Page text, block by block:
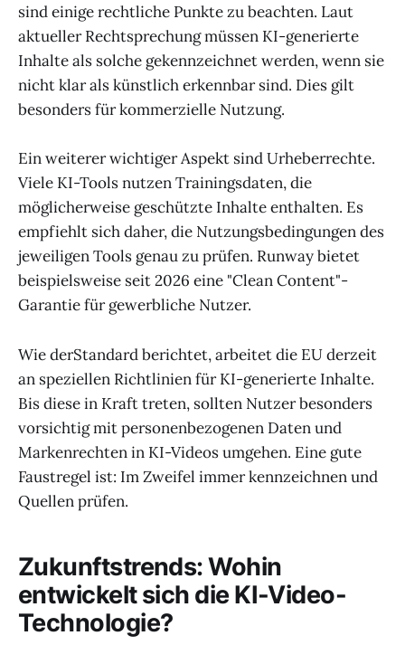
sind einige rechtliche Punkte zu beachten. Laut
aktueller Rechtsprechung müssen KI-generierte
Inhalte als solche gekennzeichnet werden, wenn sie
nicht klar als künstlich erkennbar sind. Dies gilt
besonders für kommerzielle Nutzung.
Ein weiterer wichtiger Aspekt sind Urheberrechte.
Viele KI-Tools nutzen Trainingsdaten, die
möglicherweise geschützte Inhalte enthalten. Es
empfiehlt sich daher, die Nutzungsbedingungen des
jeweiligen Tools genau zu prüfen. Runway bietet
beispielsweise seit 2026 eine "Clean Content"-
Garantie für gewerbliche Nutzer.
Wie derStandard berichtet, arbeitet die EU derzeit
an speziellen Richtlinien für KI-generierte Inhalte.
Bis diese in Kraft treten, sollten Nutzer besonders
vorsichtig mit personenbezogenen Daten und
Markenrechten in KI-Videos umgehen. Eine gute
Faustregel ist: Im Zweifel immer kennzeichnen und
Quellen prüfen.
Zukunftstrends: Wohin
entwickelt sich die KI-Video-
Technologie?